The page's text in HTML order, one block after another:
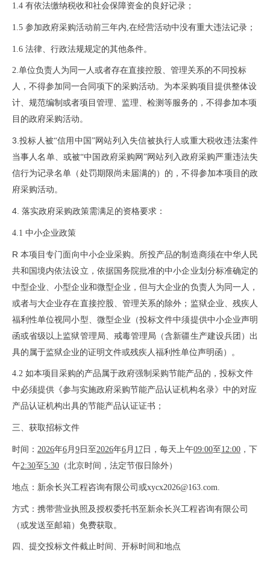
1.4 有依法缴纳税收和社会保障资金的良好记录；
1.5 参加政府采购活动前三年内 ,在经营活动中没有重大违法记录；
1.6 法律、行政法规规定的其他条件。
2.单位负责人为同一人或者存在直接控股、管理关系的不同投标
人，不得参加同一合同项下的采购活动。为本采购项目提供整体设
计、规范编制或者项目管理、监理、检测等服务的，不得参加本项
目的政府采购活动。
3. 投标人被“信用中国”网站列入失信被执行人或重大税收违法案件
当事人名单、 或被“中国政府采购网”网站列入政府采购严重违法失
信行为记录名单（处罚期限尚未届满的） 的 ，不得参加本项目的政
府采购活动。
4. 落实政府采购政策需满足的资格要求：
4.1 中小企业政策
R 本项目专门面向中小企业采购。所投产品的制造商须在中华人民
共和国境内依法设立，依据国务院批准的中小企业划分标准确定的
中型企业、小型企业和微型企业，但与大企业的负责人为同一人，
或者与大企业存在直接控股、管理关系的除外；监狱企业、残疾人
福利性单位视同小型、微型企业（投标文件中须提供中小企业声明
函或省级以上监狱管理局、戒毒管理局（含新疆生产建设兵团）出
具的属于监狱企业的证明文件或残疾人福利性单位声明函）。
4.2 如本项目采购的产品属于政府强制采购节能产品的，投标文件
中必须提供《参与实施政府采购节能产品认证机构名录》中的对应
产品认证机构出具的节能产品认证证书；
三、获取招标文件
时间： 2026年6月 9 日至2026年6月 17 日 ， 每天上午09:00至 12:00 ，下
午2:30至5:30 （北京时间，法定节假日除外）
地点： 新余长兴工程咨询有限公司或xycx2026@163.com.
方式： 携带营业执照及授权委托书至新余长兴工程咨询有限公司
（或发送至邮箱）免费获取 。
四、提交投标文件截止时间、开标时间和地点